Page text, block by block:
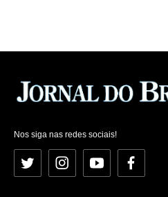
Nos siga nas redes sociais!
Twitter InstagramYouTubeFacebook